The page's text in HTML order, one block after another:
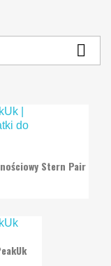

Stern Pair